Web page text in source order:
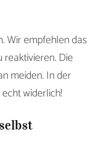
Wir empfehlen das
Die
meiden. In der
widerlich!